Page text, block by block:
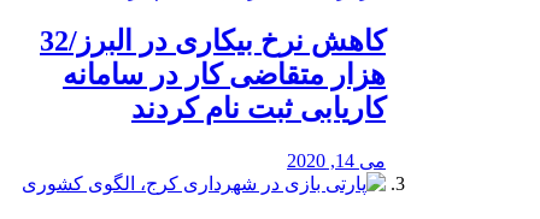
کاهش نرخ بیکاری در البرز/32
هزار متقاضی کار در سامانه
کاریابی ثبت نام کردند
می 14, 2020